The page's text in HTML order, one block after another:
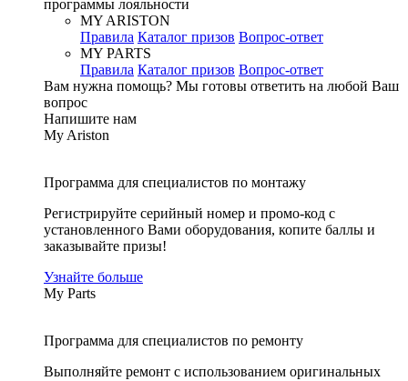
программы лояльности
MY ARISTON
Правила Каталог призов Вопрос-ответ
MY PARTS
Правила Каталог призов Вопрос-ответ
Вам нужна помощь? Мы готовы ответить на любой Ваш
вопрос
Напишите нам
My Ariston
Программа для специалистов по монтажу
Регистрируйте серийный номер и промо-код с
установленного Вами оборудования, копите баллы и
заказывайте призы!
Узнайте больше
My Parts
Программа для специалистов по ремонту
Выполняйте ремонт с использованием оригинальных